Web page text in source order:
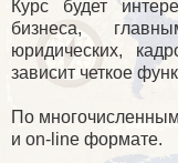
Курс будет
бизнеса,
юридических,
зависит четкое
По
и on-line формате.